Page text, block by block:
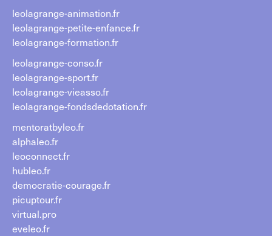
leolagrange-animation.fr
leolagrange-petite-enfance.fr
leolagrange-formation.fr
leolagrange-conso.fr
leolagrange-sport.fr
leolagrange-vieasso.fr
leolagrange-fondsdedotation.fr
mentoratbyleo.fr
alphaleo.fr
leoconnect.fr
hubleo.fr
democratie-courage.fr
picuptour.fr
virtual.pro
eveleo.fr